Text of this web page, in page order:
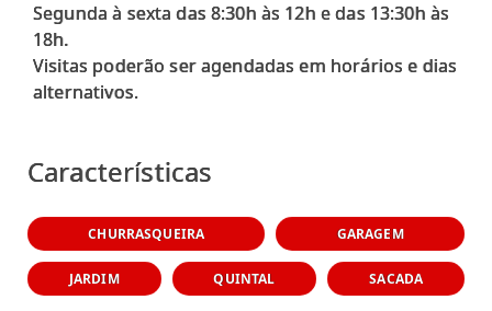
Segunda à sexta das 8:30h às 12h e das 13:30h às
18h.
Visitas poderão ser agendadas em horários e dias
alternativos.
Características
CHURRASQUEIRA GARAGEM
JARDIM QUINTAL SACADA